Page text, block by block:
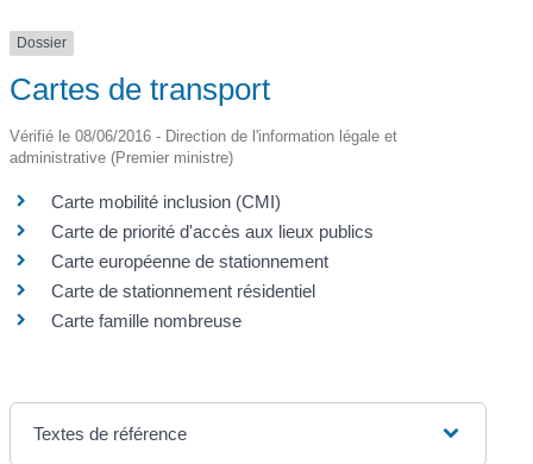
Dossier
Cartes de transport
Vérifié le 08/06/2016 - Direction de l'information légale et
administrative (Premier ministre)
Carte mobilité inclusion (CMI)
Carte de priorité d'accès aux lieux publics
Carte européenne de stationnement
Carte de stationnement résidentiel
Carte famille nombreuse
Textes de référence